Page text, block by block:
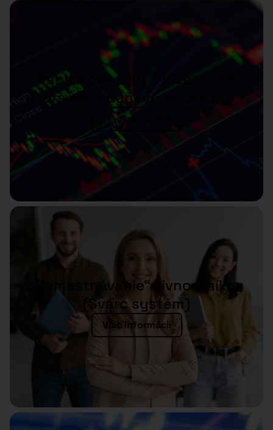
Kapitálové trhy a investičné
právne a daňové štruktúry
Viac informácií
„Zamestnávanie“ živnostníkov
(Švarc systém)
Viac informácií